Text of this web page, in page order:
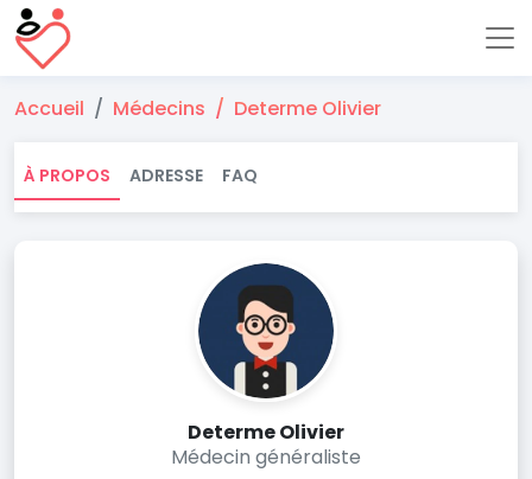
Accueil Médecins Determe Olivier
À PROPOS ADRESSE FAQ
Determe Olivier
Médecin généraliste